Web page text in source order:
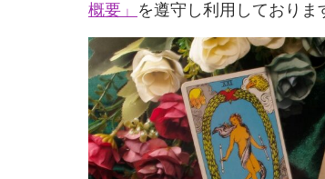
概要」 を遵守し利用しておりま